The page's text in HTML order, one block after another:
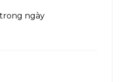
ngày